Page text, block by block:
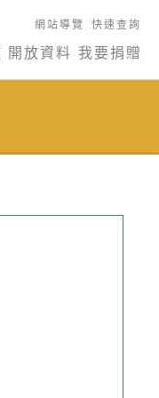
網站導覽 快速查詢
開放資料 我要捐贈